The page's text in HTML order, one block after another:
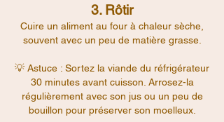
3. Rôtir
Cuire un aliment au four à chaleur sèche,
souvent avec un peu de matière grasse.
💡 Astuce : Sortez la viande du réfrigérateur
30 minutes avant cuisson. Arrosez-la
régulièrement avec son jus ou un peu de
bouillon pour préserver son moelleux.